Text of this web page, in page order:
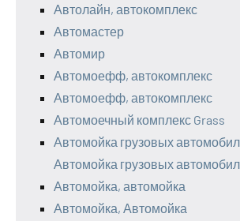
Автолайн, автокомплекс
Автомастер
Автомир
Автомоефф, автокомплекс
Автомоефф, автокомплекс
Автомоечный комплекс Grass
Автомойка грузовых
Автомойка грузовых
Автомойка, автомойка
Автомойка, Автомойка